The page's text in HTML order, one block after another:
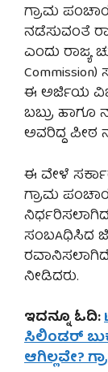
ಗ್ರಾಮ
ನಡೆಸುವಂತೆ
ಎಂದು ರಾಜ್ಯ
ಈ ಅರ್ಜಿಯ
ಬಬ್ರು
ಅವರಿದ್ದ ಪೀಠ
ಈ ವೇಳೆ
ಗ್ರಾಮ
ಸಂಬAಧಿಸಿದ
ನೀಡಿದರು.
ಇದನ್ನೂ ಓದಿ:
ಸಿಲಿಂಡರ್
ಆಗಿಲ್ಲವೇ?